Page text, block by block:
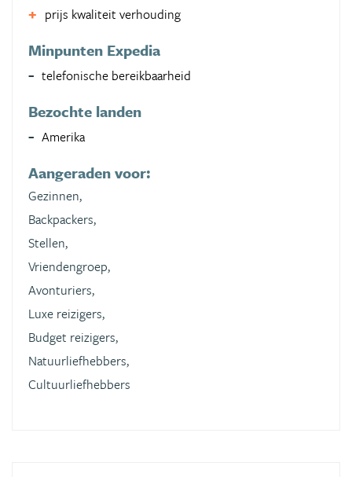
prijs kwaliteit verhouding
Minpunten Expedia
telefonische bereikbaarheid
Bezochte landen
Amerika
Aangeraden voor:
Gezinnen,
Backpackers,
Stellen,
Vriendengroep,
Avonturiers,
Luxe reizigers,
Budget reizigers,
Natuurliefhebbers,
Cultuurliefhebbers